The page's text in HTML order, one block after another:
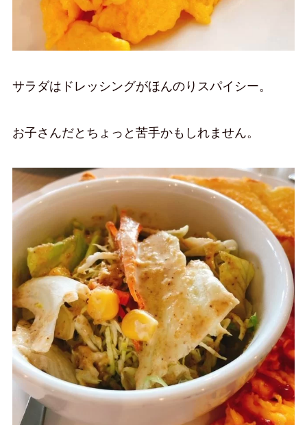
サラダはドレッシングがほんのりスパイシー。
お子さんだとちょっと苦手かもしれません。